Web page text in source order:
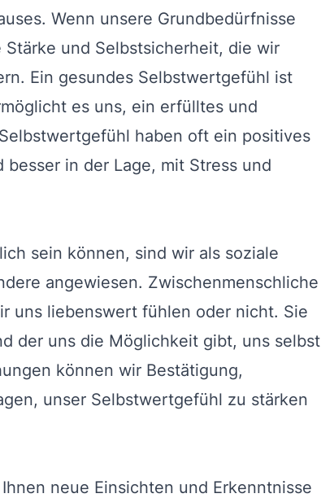
Wenn unsere Grundbedürfnisse
und Selbstsicherheit, die wir
Ein gesundes Selbstwertgefühl ist
es uns, ein erfülltes und
haben oft ein positives
in der Lage, mit Stress und
sein können, sind wir als soziale
angewiesen. Zwischenmenschliche
uns liebenswert fühlen oder nicht. Sie
der uns die Möglichkeit gibt, uns selbst
können wir Bestätigung,
unser Selbstwertgefühl zu stärken
neue Einsichten und Erkenntnisse